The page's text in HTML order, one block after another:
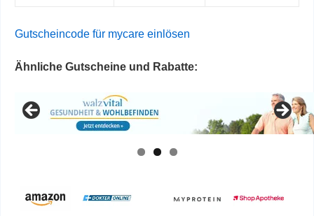
Gutscheincode für mycare einlösen
Ähnliche Gutscheine und Rabatte: